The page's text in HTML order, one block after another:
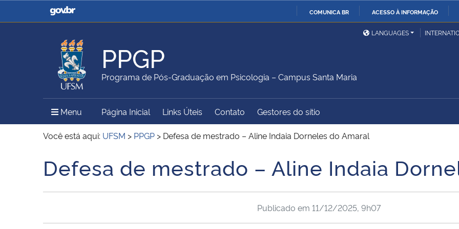
COMUNICA BR ACESSO À INFORMAÇÃO
Casa Civil
Ministério da Justiça e
Ministério da Defesa
Ministério das Relações
Exteriores
Ministério da Agricultura,
Pecuária e Abastecimento
Ministério da Educação
Ministério do Meio Ambiente Ministério do Turismo
Ministério do
Desenvolvimento Regional
Secretaria de Governo
Gabinete de Segurança
Advocacia-Geral da União Banco Central do Brasil
LANGUAGES
PPGP
Programa de Pós-Graduação em Psicologia – Campus Santa Maria
Menu Menu Principal do Sítio
Página Inicial Links Úteis Contato Gestores do sítio
Você está aqui: UFSM > PPGP > Defesa de mestrado – Aline Indaia Dorneles do Amaral
Início do conteúdo
Defesa de mestrado – Aline Indaia
Publicado em 11/12/2025, 9h07